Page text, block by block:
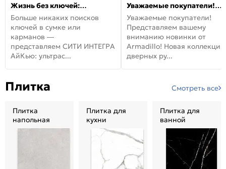
Жизнь без ключей:
встречайте новую дверь
СИТИ ИНТЕГРА АйКью!
Больше никаких поисков
ключей в сумке или
карманов —
представляем СИТИ ИНТЕГРА
АйКью: ультрас...
Уважаемые покупатели!
Представляем вашему
вниманию новинки от
Armadillo!
Уважаемые покупатели!
Представляем вашему
вниманию новинки от
Armadillo! Новая коллекция
дверных ру...
Плитка Смотреть все
Плитка
напольная
Плитка для
кухни
Плитка для
ванной